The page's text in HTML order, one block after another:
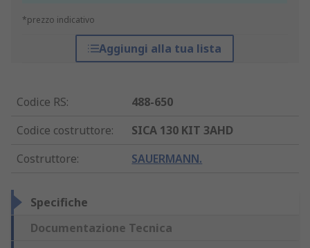
*prezzo indicativo
Aggiungi alla tua lista
Codice RS:
488-650
Codice costruttore:
SICA 130 KIT 3AHD
Costruttore: SAUERMANN.
Specifiche
Documentazione Tecnica